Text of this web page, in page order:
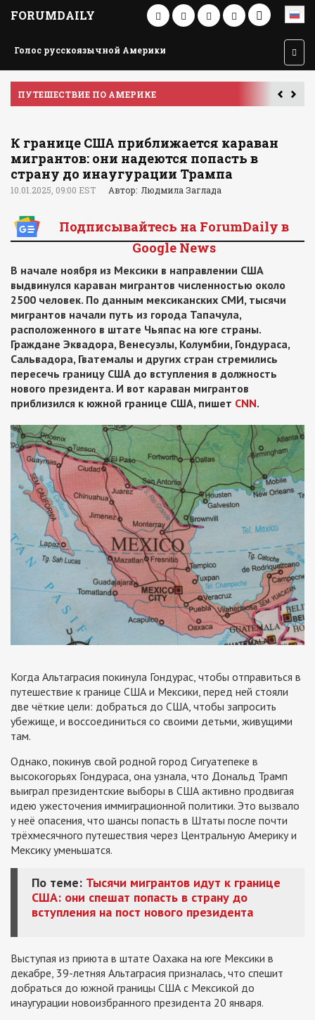
FORUMDAILY
Голос русскоязычной Америки
ПУТЕШЕСТВИЕ ПО АМЕРИКЕ
К границе США приближается караван
мигрантов: они надеются попасть в
страну до инаугурации Трампа
10.01.2025, 09:00 EST Автор: Людмила Заглада
Подписывайтесь на ForumDaily в
Google News
В начале ноября из Мексики в направлении США
выдвинулся караван мигрантов численностью около
2500 человек. По данным мексиканских СМИ, тысячи
мигрантов начали путь из города Тапачула,
расположенного в штате Чьяпас на юге страны.
Граждане Эквадора, Венесуэлы, Колумбии, Гондураса,
Сальвадора, Гватемалы и других стран стремились
пересечь границу США до вступления в должность
нового президента. И вот караван мигрантов
приблизился к южной границе США, пишет CNN.
Когда Альтаграсия покинула Гондурас, чтобы отправиться в
путешествие к границе США и Мексики, перед ней стояли
две чёткие цели: добраться до США, чтобы запросить
убежище, и воссоединиться со своими детьми, живущими
там.
Однако, покинув свой родной город Сигуатепеке в
высокогорьях Гондураса, она узнала, что Дональд Трамп
выиграл президентские выборы в США активно продвигая
идею ужесточения иммиграционной политики. Это вызвало
у неё опасения, что шансы попасть в Штаты после почти
трёхмесячного путешествия через Центральную Америку и
Мексику уменьшатся.
По теме: Тысячи мигрантов идут к границе
США: они спешат попасть в страну до
вступления на пост нового президента
Выступая из приюта в штате Оахака на юге Мексики в
декабре, 39-летняя Альтаграсия призналась, что спешит
добраться до южной границы США с Мексикой до
инаугурации новоизбранного президента 20 января.